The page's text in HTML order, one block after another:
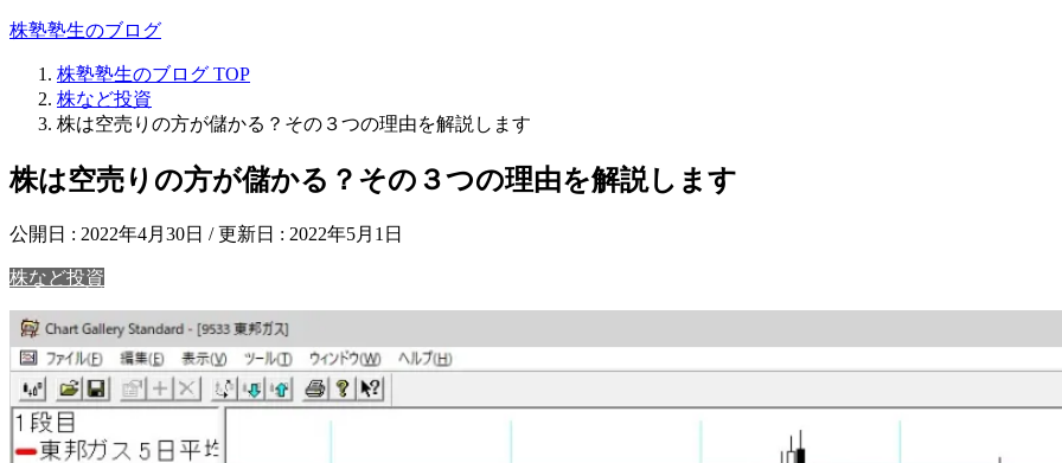
株塾塾生のブログ
株塾塾生のブログ TOP
株など投資
株は空売りの方が儲かる？その３つの理由を解説します
株は空売りの方が儲かる？その３つの理由を解説します
公開日 : 2022年4月30日 / 更新日 : 2022年5月1日
株など投資